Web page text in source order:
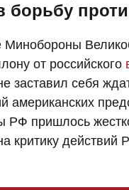
борьбу
Минобороны
от российского
заставил себя
американских
РФ пришлось
критику действий